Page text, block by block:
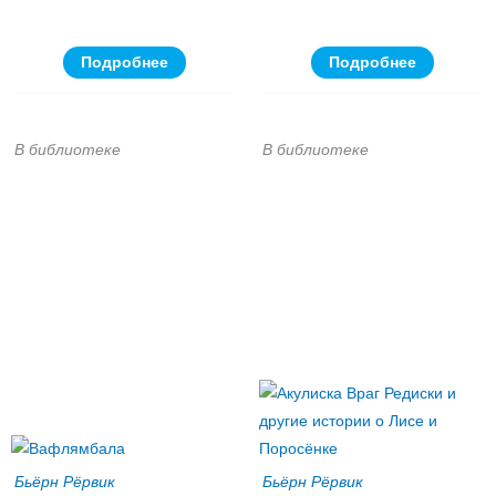
Подробнее Подробнее
В библиотеке
Бьёрн Рёрвик
В библиотеке
Бьёрн Рёрвик